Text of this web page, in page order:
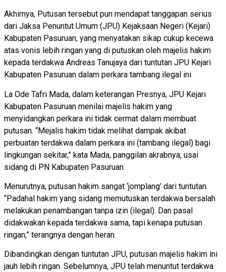
Akhirnya, Putusan tersebut pun mendapat tanggapan serius
dari Jaksa Penuntut Umum (JPU) Kejaksaan Negeri (Kejari)
Kabupaten Pasuruan, yang menyatakan sikap cukup kecewa
atas vonis lebih ringan yang di putuskan oleh majelis hakim
kepada terdakwa Andreas Tanujaya dari tuntutan JPU Kejari
Kabupaten Pasuruan dalam perkara tambang ilegal ini.
La Ode Tafri Mada, dalam keterangan Presnya, JPU Kejari
Kabupaten Pasuruan menilai majelis hakim yang
menyidangkan perkara ini tidak cermat dalam membuat
putusan. “Mejalis hakim tidak melihat dampak akibat
perbuatan terdakwa dalam perkara ini (tambang ilegal) bagi
lingkungan sekitar,” kata Mada, panggilan akrabnya, usai
sidang di PN Kabupaten Pasuruan.
Menurutnya, putusan hakim sangat ‘jomplang’ dari tuntutan.
“Padahal hakim yang sidang memutuskan terdakwa bersalah
melakukan penambangan tanpa izin (ilegal). Dan pasal
didakwakan kepada terdakwa sama, tapi kenapa putusan
ringan,” terangnya dengan heran.
Dibandingkan dengan tuntutan JPU, putusan majelis hakim ini
jauh lebih ringan. Sebelumnya, JPU telah menuntut terdakwa